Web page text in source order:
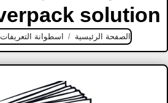
solution
الصفحة الرئيسية اسطوانة التعريفات driverpack solution